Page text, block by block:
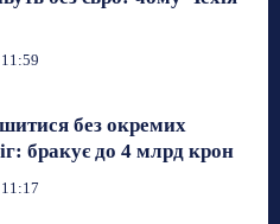
без окремих
бракує до 4 млрд крон